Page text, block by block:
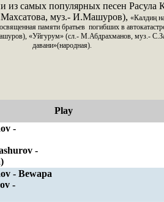
из самых популярных песен Расула
муз.- И.Машуров), «Калдиң
памяти братьев погибших в
«Уйгурум» (сл.- М.Абдрахманов, муз.-
давани»(народная).
Play
-
-
- Bewapa
-